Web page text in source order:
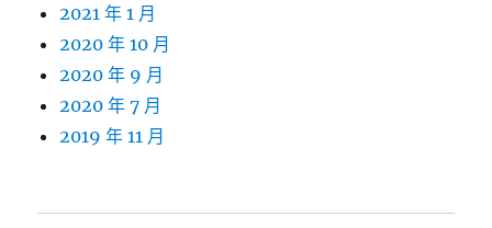
2021 年 1 月
2020 年 10 月
2020 年 9 月
2020 年 7 月
2019 年 11 月